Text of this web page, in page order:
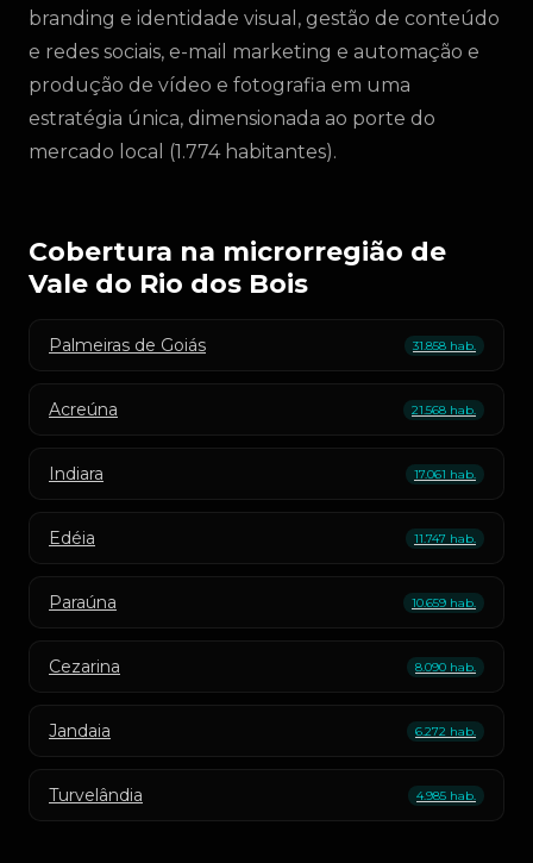
branding e identidade visual, gestão de conteúdo
e redes sociais, e-mail marketing e automação e
produção de vídeo e fotografia em uma
estratégia única, dimensionada ao porte do
mercado local (1.774 habitantes).
Cobertura na microrregião de
Vale do Rio dos Bois
Palmeiras de Goiás 31.858 hab.
Acreúna 21.568 hab.
Indiara 17.061 hab.
Edéia 11.747 hab.
Paraúna 10.659 hab.
Cezarina 8.090 hab.
Jandaia 6.272 hab.
Turvelândia 4.985 hab.